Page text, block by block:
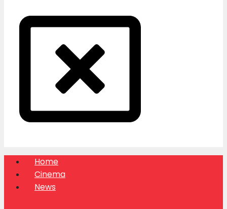
Home
Cinema
News